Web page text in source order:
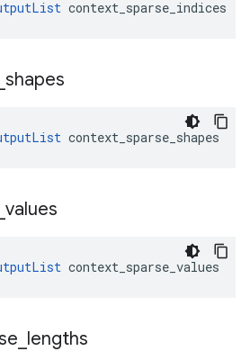
context_sparse_indices
shapes
context_sparse_shapes
values
context_sparse_values
lengths